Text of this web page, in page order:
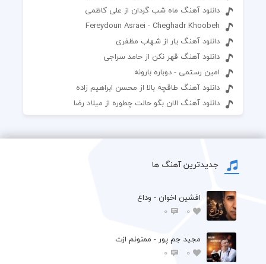
دانلود آهنگ ماه شب گردان از علی کاظمی
Fereydoun Asraei - Cheghadr Khoobeh
دانلود آهنگ یار از شهاب مظفری
دانلود آهنگ قهر نکن از حامد سراجی
امین رستمی - دوباره بارونه
دانلود آهنگ طاقچه بالا از محسن ابراهیم زاده
دانلود آهنگ الان بگو حالت چطوره از میلاد رضا
جدیدترین آهنگ ها
افشين اخوان - وداع
0
0
مجید جم پور - ممنونم ازت
0
0